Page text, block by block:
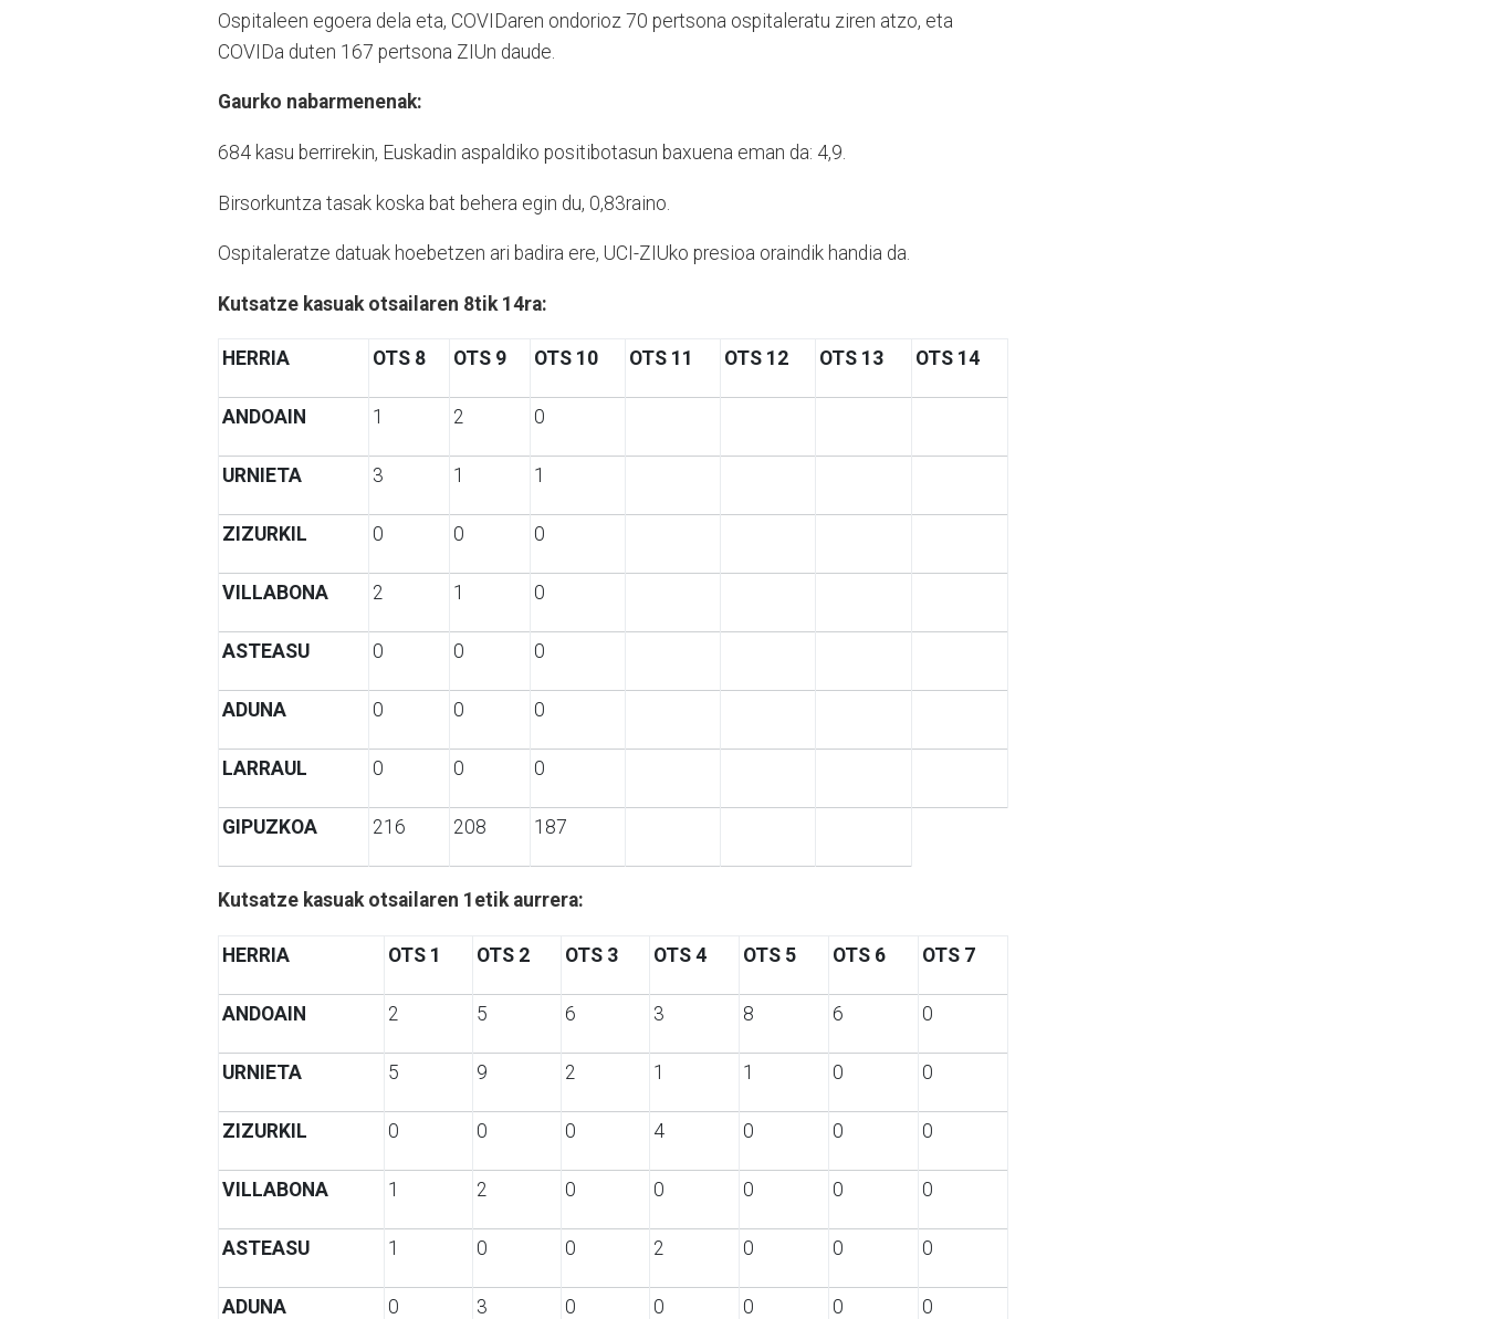
Ospitaleen egoera dela eta, COVIDaren ondorioz 70 pertsona ospitaleratu ziren atzo, eta
COVIDa duten 167 pertsona ZIUn daude.
Gaurko nabarmenenak:
684 kasu berrirekin, Euskadin aspaldiko positibotasun baxuena eman da: 4,9.
Birsorkuntza tasak koska bat behera egin du, 0,83raino.
Ospitaleratze datuak hoebetzen ari badira ere, UCI-ZIUko presioa oraindik handia da.
Kutsatze kasuak otsailaren 8tik 14ra:
HERRIA OTS 8 OTS 9 OTS 10 OTS 11 OTS 12 OTS 13 OTS 14
ANDOAIN 1 2 0
URNIETA 3 1 1
ZIZURKIL 0 0 0
VILLABONA 2 1 0
ASTEASU 0 0 0
ADUNA 0 0 0
LARRAUL 0 0 0
GIPUZKOA 216 208 187
Kutsatze kasuak otsailaren 1etik aurrera:
HERRIA OTS 1 OTS 2 OTS 3 OTS 4 OTS 5 OTS 6 OTS 7
ANDOAIN 2 5 6 3 8 6 0
URNIETA 5 9 2 1 1 0 0
ZIZURKIL 0 0 0 4 0 0 0
VILLABONA 1 2 0 0 0 0 0
ASTEASU 1 0 0 2 0 0 0
ADUNA 0 3 0 0 0 0 0